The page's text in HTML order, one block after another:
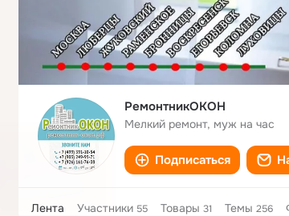
РемонтникОКОН
Мелкий ремонт, муж на час
Подписаться
Лента Участники 55 Товары 31 Темы 256